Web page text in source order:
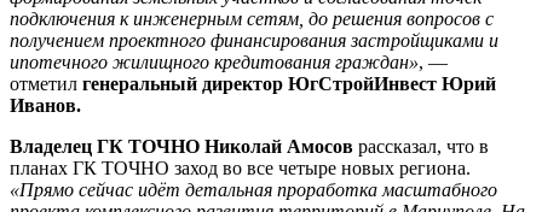
подключения к инженерным сетям, до решения вопросов с
получением проектного финансирования застройщиками и
ипотечного жилищного кредитования граждан», —
отметил генеральный директор ЮгСтройИнвест Юрий
Иванов.
Владелец ГК ТОЧНО Николай Амосов рассказал, что в
планах ГК ТОЧНО заход во все четыре новых региона.
«Прямо сейчас идёт детальная проработка масштабного